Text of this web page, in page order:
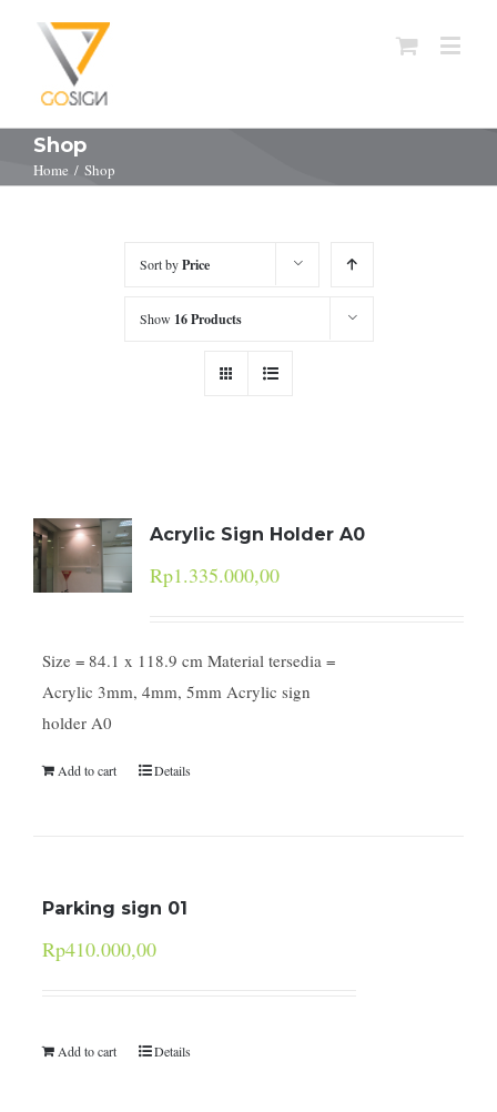
Shop
Home / Shop
Sort byPrice
Show 16 Products
Acrylic Sign Holder A0
Rp1.335.000,00
Size = 84.1 x 118.9 cm Material tersedia =
Acrylic 3mm, 4mm, 5mm Acrylic sign
holder A0
Add to cart Details
Parking sign 01
Rp410.000,00
Add to cart Details